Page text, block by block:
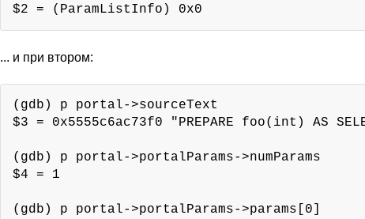
$2 = (ParamListInfo) 0x0
... и при втором:
(gdb) p portal->sourceText
$3 = 0x5555c6ac73f0 "PREPARE foo(int) AS
(gdb) p portal->portalParams->numParams
$4 = 1
(gdb) p portal->portalParams->params[0]